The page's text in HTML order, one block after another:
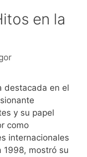
en la
destacada en el
y su papel
como
internacionales
1998, mostró su